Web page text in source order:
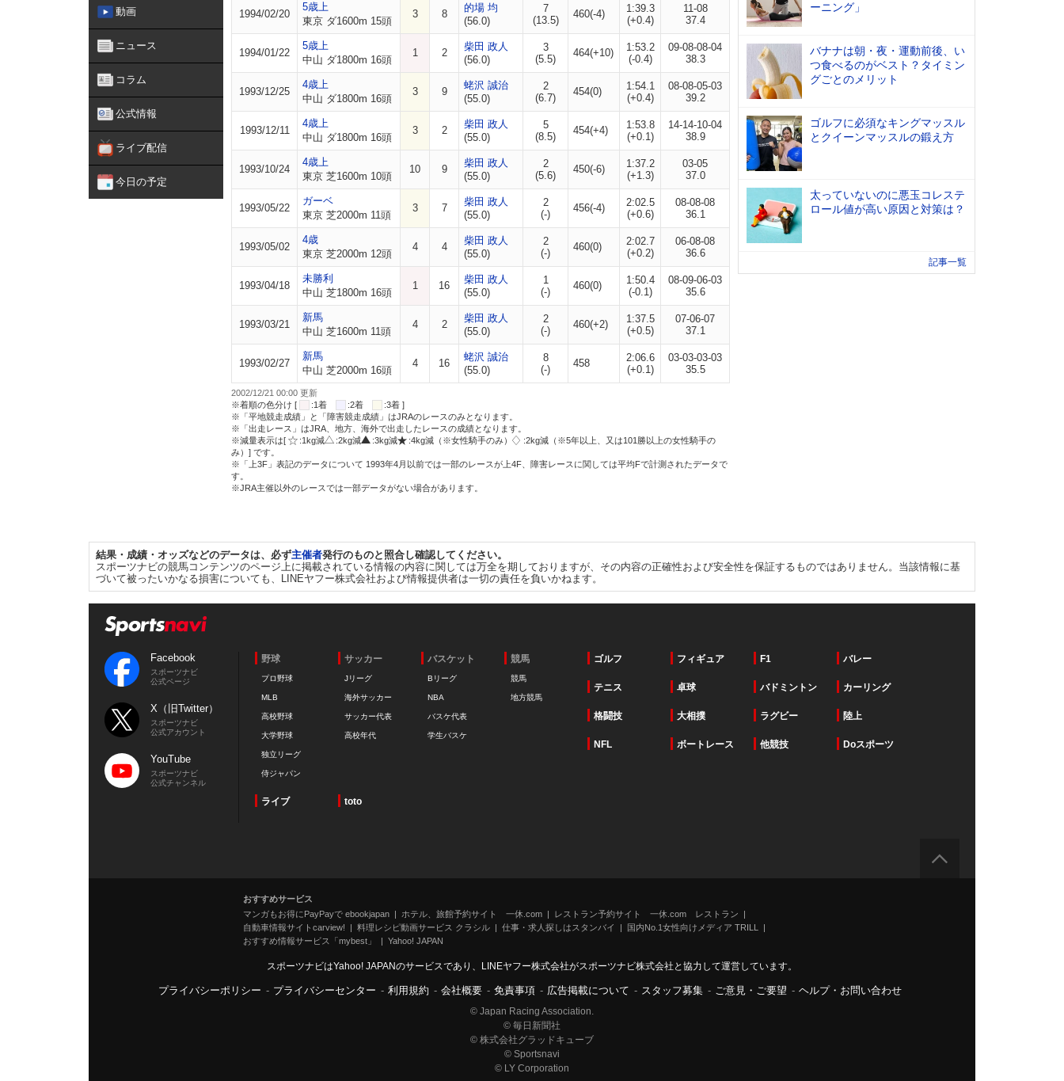
動画
ニュース
コラム
公式情報
ライブ配信
今日の予定
1994/02/20
5歳上
東京 ダ1600m 15頭
3 8
的場 均
(56.0)
7
(13.5)
460(-4)
1:39.3
(+0.4)
11-08
37.4
1994/01/22
5歳上
中山 ダ1800m 16頭
1 2
柴田 政人
(56.0)
3
(5.5)
464(+10)
1:53.2
(-0.4)
09-08-08-04
38.3
1993/12/25
4歳上
中山 ダ1800m 16頭
3 9
蛯沢 誠治
(55.0)
2
(6.7)
454(0)
1:54.1
(+0.4)
08-08-05-03
39.2
1993/12/11
4歳上
中山 ダ1800m 16頭
3 2
柴田 政人
(55.0)
5
(8.5)
454(+4)
1:53.8
(+0.1)
14-14-10-04
38.9
1993/10/24
4歳上
東京 芝1600m 10頭
10 9
柴田 政人
(55.0)
2
(5.6)
450(-6)
1:37.2
(+1.3)
03-05
37.0
1993/05/22
ガーベ
東京 芝2000m 11頭
3 7
柴田 政人
(55.0)
2
(-)
456(-4)
2:02.5
(+0.6)
08-08-08
36.1
1993/05/02
4歳
東京 芝2000m 12頭
4 4
柴田 政人
(55.0)
2
(-)
460(0)
2:02.7
(+0.2)
06-08-08
36.6
1993/04/18
未勝利
中山 芝1800m 16頭
1 16
柴田 政人
(55.0)
1
(-)
460(0)
1:50.4
(-0.1)
08-09-06-03
35.6
1993/03/21
新馬
中山 芝1600m 11頭
4 2
柴田 政人
(55.0)
2
(-)
460(+2)
1:37.5
(+0.5)
07-06-07
37.1
1993/02/27
新馬
中山 芝2000m 16頭
4 16
蛯沢 誠治
(55.0)
8
(-)
458
2:06.6
(+0.1)
03-03-03-03
35.5
2002/12/21 00:00 更新
※着順の色分け [
:1着 :2着
:3着 ]
※「平地競走成績」と「障害競走成績」はJRAのレースのみとなります。
※「出走レース」はJRA、地方、海外で出走したレースの成績となります。
※減量表示は[
:1kg減 :2kg減 :3kg減 :4kg減（※女性騎手のみ）
:2kg減（※5年以上、又は101勝以上の女性騎手の
み）] です。
※「上3F」表記のデータについて 1993年4月以前では一部のレースが上4F、障害レースに関しては平均Fで計測されたデータで
す。
※JRA主催以外のレースでは一部データがない場合があります。
ーニング」
バナナは朝・夜・運動前後、い
つ食べるのがベスト？タイミン
グごとのメリット
ゴルフに必須なキングマッスル
とクイーンマッスルの鍛え方
太っていないのに悪玉コレステ
ロール値が高い原因と対策は？
記事一覧
結果・成績・オッズなどのデータは、必ず主催者発行のものと照合し確認してください。
スポーツナビの競馬コンテンツのページ上に掲載されている情報の内容に関しては万全を期しておりますが、その内容の正確性および安全性を保証するものではありません。当該情報に基
づいて被ったいかなる損害についても、LINEヤフー株式会社および情報提供者は一切の責任を負いかねます。
Facebook
スポーツナビ
公式ページ
X（旧Twitter）
スポーツナビ
公式アカウント
YouTube
スポーツナビ
公式チャンネル
野球
プロ野球
MLB
高校野球
大学野球
独立リーグ
侍ジャパン
サッカー
Jリーグ
海外サッカー
サッカー代表
高校年代
バスケット
Bリーグ
NBA
バスケ代表
学生バスケ
競馬
競馬
地方競馬
ゴルフ フィギュア F1 バレー
テニス 卓球 バドミントン カーリング
格闘技 大相撲 ラグビー 陸上
NFL ボートレース 他競技 Doスポーツ
ライブ toto
おすすめサービス
マンガもお得にPayPayで ebookjapan
ホテル、旅館予約サイト 一休.com
レストラン予約サイト 一休.com レストラン
自動車情報サイトcarview!
料理レシピ動画サービス クラシル 仕事・求人探しはスタンバイ
国内No.1女性向けメディア TRILL
おすすめ情報サービス「mybest」
Yahoo! JAPAN
スポーツナビはYahoo! JAPANのサービスであり、LINEヤフー株式会社がスポーツナビ株式会社と協力して運営しています。
プライバシーポリシー - プライバシーセンター - 利用規約 - 会社概要 - 免責事項 - 広告掲載について - スタッフ募集 - ご意見・ご要望 - ヘルプ・お問い合わせ
© Japan Racing Association.
© 毎日新聞社
© 株式会社グラッドキューブ
© Sportsnavi
© LY Corporation